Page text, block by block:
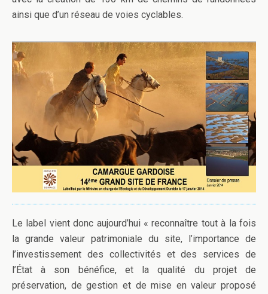
ainsi que d’un réseau de voies cyclables.
Le label vient donc aujourd’hui « reconnaître tout à la fois
la grande valeur patrimoniale du site, l’importance de
l’investissement des collectivités et des services de
l’État à son bénéfice, et la qualité du projet de
préservation, de gestion et de mise en valeur proposé